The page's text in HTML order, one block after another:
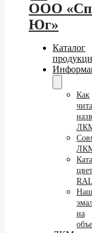
ООО
Юг»
Каталог
Как
RAL
на